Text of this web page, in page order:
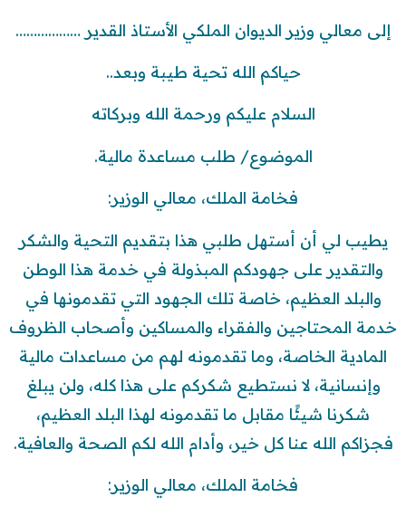
إلى معالي وزير الديوان الملكي الأستاذ القدير ………………
حياكم الله تحية طيبة وبعد..
السلام عليكم ورحمة الله وبركاته
الموضوع/ طلب مساعدة مالية.
فخامة الملك، معالي الوزير:
يطيب لي أن أستهل طلبي هذا بتقديم التحية والشكر
والتقدير على جهودكم المبذولة في خدمة هذا الوطن
والبلد العظيم، خاصة تلك الجهود التي تقدمونها في
خدمة المحتاجين والفقراء والمساكين وأصحاب الظروف
المادية الخاصة، وما تقدمونه لهم من مساعدات مالية
وإنسانية، لا نستطيع شكركم على هذا كله، ولن يبلغ
شكرنا شيئًا مقابل ما تقدمونه لهذا البلد العظيم،
فجزاكم الله عنا كل خير، وأدام الله لكم الصحة والعافية.
فخامة الملك، معالي الوزير: